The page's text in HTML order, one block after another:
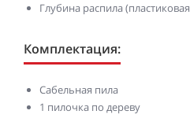
Глубина распила
Комплектация:
Сабельная пила
1 пилочка по дереву